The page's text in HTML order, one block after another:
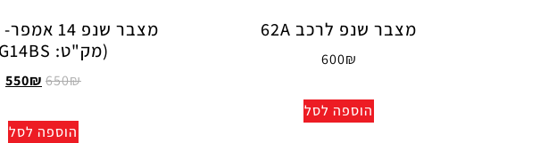
מצבר שנפ לרכב 62A
600₪
הוספה לסל
(מק"ט: MG14BS)
650₪
550₪
הוספה לסל